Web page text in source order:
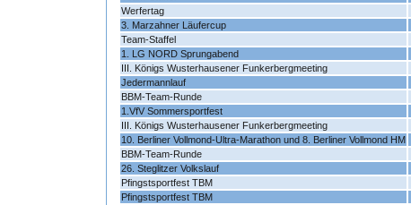
Werfertag
3. Marzahner Läufercup
Team-Staffel
1. LG NORD Sprungabend
III. Königs Wusterhausener Funkerbergmeeting
Jedermannlauf
BBM-Team-Runde
1.VfV Sommersportfest
III. Königs Wusterhausener Funkerbergmeeting
10. Berliner Vollmond-Ultra-Marathon und 8. Berliner Vollmond HM
BBM-Team-Runde
26. Steglitzer Volkslauf
Pfingstsportfest TBM
Pfingstsportfest TBM